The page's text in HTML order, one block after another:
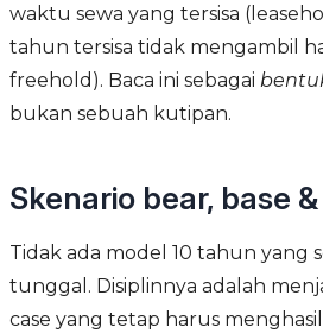
waktu sewa yang tersisa
tahun tersisa tidak mengambil
freehold). Baca ini sebagai
bukan sebuah kutipan.
Skenario bear, base
Tidak ada model 10 tahun yang
tunggal. Disiplinnya adalah
case yang tetap harus